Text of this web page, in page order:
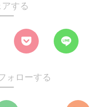
アする
ォローする